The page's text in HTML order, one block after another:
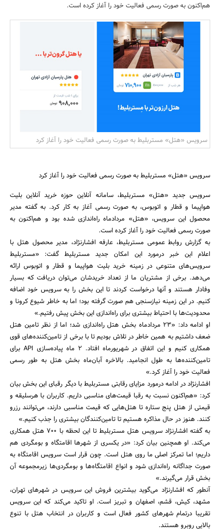
جستجو
هم‌اکنون به صورت رسمی فعالیت خود را آغاز کرده است.
سرویس «هتل» مستربلیط به صورت رسمی فعالیت خود را آغاز کرد
سرویس «هتل» مستربلیط به صورت رسمی فعالیت خود را آغاز کرد
سرویس جدید «هتل» مستربلیط، سامانه آنلاین حوزه خرید آنلاین بلیت
هواپیما و قطار و اتوبوس، به صورت رسمی آغاز به کار کرد. به گفته مدیر
محصول این سرویس، «هتل» مردادماه راه‌اندازی شده بود و هم‌اکنون به
صورت رسمی فعالیت خود را آغاز کرده است.
به گزارش روابط عمومی مستربلیط، عارفه افشارنژاد، مدیر محصول هتل با
اعلام این خبر درمورد این امکان جدید مستربلیط گفت: «مستربلیط
سرویس‌های متنوعی در زمینه خرید بلیت هواپیما و قطار و اتوبوس ارائه
می‌دهد. برخی از مشتریان ما از تعداد خریدشان می‌توان دریافت که بسیار
وفادار هستند و آنها درخواست کردند تا این بخش را به سرویس خود اضافه
کنیم. در این زمینه نیازسنجی هم صورت گرفته بود؛ اما به خاطر شیوع کرونا و
محدودیت‌ها با احتیاط بیشتری برای راه‌اندازی این بخش پیش رفتیم.»
او ادامه داد: «۲۳ مردادماه بخش هتل راه‌اندازی شد؛ اما از نظر تامین هتل
ضعف داشتیم به همین خاطر در تلاش بودیم تا با برخی از تامین‌کننده‌های قوی
همکاری کنیم و این اتفاق در شهریورماه افتاد. ۲ ماه پیاده‌سازی API برای
تامین‌کننده‌ها به طول انجامید. بالاخره آبان‌ماه بخش هتل به طور رسمی
فعالیت خود را آغاز کرد.»
افشارنژاد در ادامه درمورد مزایای رقابتی مستربلیط با دیگر رقبای این بخش بیان
کرد: «هم‌اکنون نسبت به رقبا قیمت‌های مناسبی داریم. کاربران با هرسلیقه و
قیمتی از هتل پنج ستاره تا هتل‌هایی که قیمت مناسبی دارند، می‌توانند رزرو
کنند. هنوز در حال مذاکره هستیم تا تامین‌کنندگان بیشتری را جذب کنیم.»
به گفته افشارنژاد سرویس هتل مستربلیط تا این لحظه با ۷۰۰ هتل همکاری
می‌کند. او همچنین بیان کرد: «در یکسری از شهرها اقامتگاه و بومگردی هم
داریم؛ اما تمرکز اصلی ما روی هتل است. چون قرار است سرویس اقامتگاه به
صورت جداگانه راه‌اندازی شود و انواع اقامتگاه‌‌ها و بومگردی‌ها زیرمجموعه آن
بخش قرار می‌گیرند.»
آنطور که افشارنژاد می‌گوید بیشترین فروش این سرویس در شهرهای تهران،
مشهد، کیش، قشم، اصفهان و تبریز است. او تاکید می‌کند که این سرویس
تقریبا درتمام شهرهای کشور فعال است و کاربران در انتخاب هتل با تنوع
بالایی روبرو هستند.